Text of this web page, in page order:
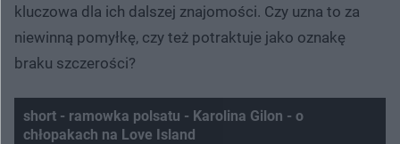
kluczowa dla ich dalszej znajomości. Czy uzna to za
niewinną pomyłkę, czy też potraktuje jako oznakę
braku szczerości?
short - ramowka polsatu - Karolina Gilon - o
chłopakach na Love Island